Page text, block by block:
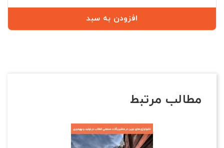
افزودن به سبد
مطالب مرتبط